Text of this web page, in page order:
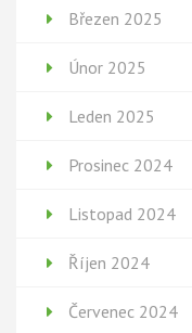
Březen 2025
Únor 2025
Leden 2025
Prosinec 2024
Listopad 2024
Říjen 2024
Červenec 2024